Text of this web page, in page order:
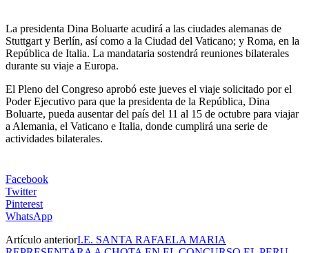
La presidenta Dina Boluarte acudirá a las ciudades alemanas de
Stuttgart y Berlín, así como a la Ciudad del Vaticano; y Roma, en la
República de Italia. La mandataria sostendrá reuniones bilaterales
durante su viaje a Europa.
El Pleno del Congreso aprobó este jueves el viaje solicitado por el
Poder Ejecutivo para que la presidenta de la República, Dina
Boluarte, pueda ausentar del país del 11 al 15 de octubre para viajar
a Alemania, el Vaticano e Italia, donde cumplirá una serie de
actividades bilaterales.
Facebook
Twitter
Pinterest
WhatsApp
Artículo anteriorI.E. SANTA RAFAELA MARIA